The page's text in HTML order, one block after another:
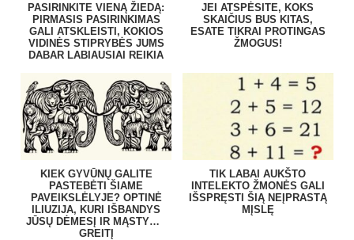
PASIRINKITE VIENĄ ŽIEDĄ:
PIRMASIS PASIRINKIMAS
GALI ATSKLEISTI, KOKIOS
VIDINĖS STIPRYBĖS JUMS
DABAR LABIAUSIAI REIKIA
JEI ATSPĖSITE, KOKS
SKAIČIUS BUS KITAS,
ESATE TIKRAI PROTINGAS
ŽMOGUS!
KIEK GYVŪNŲ GALITE
PASTEBĖTI ŠIAME
PAVEIKSLĖLYJE? OPTINĖ
ILIUZIJA, KURI IŠBANDYS
JŪSŲ DĖMESĮ IR MĄSTYMO
GREITĮ
TIK LABAI AUKŠTO
INTELEKTO ŽMONĖS GALI
IŠSPRĘSTI ŠIĄ NEĮPRASTĄ
MĮSLĘ